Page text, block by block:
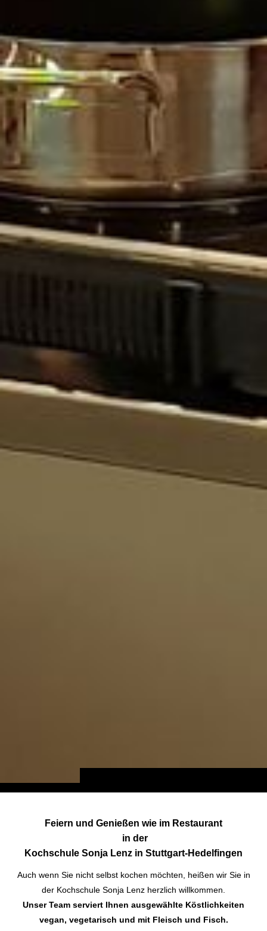
Feiern und Genießen wie im Restaurant
in der
Kochschule Sonja Lenz in Stuttgart-Hedelfingen
Auch wenn Sie nicht selbst kochen möchten, heißen wir Sie in
der Kochschule Sonja Lenz herzlich willkommen.
Unser Team serviert Ihnen ausgewählte Köstlichkeiten
vegan, vegetarisch und mit Fleisch und Fisch.